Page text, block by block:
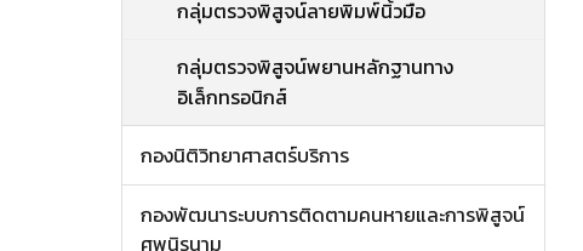
กลุ่มตรวจพิสูจน์ลายพิมพ์นิ้วมือ
กลุ่มตรวจพิสูจน์พยานหลักฐานทาง
อิเล็กทรอนิกส์
กองนิติวิทยาศาสตร์บริการ
กองพัฒนาระบบการติดตามคนหายและการพิสูจน์
ศพนิรนาม